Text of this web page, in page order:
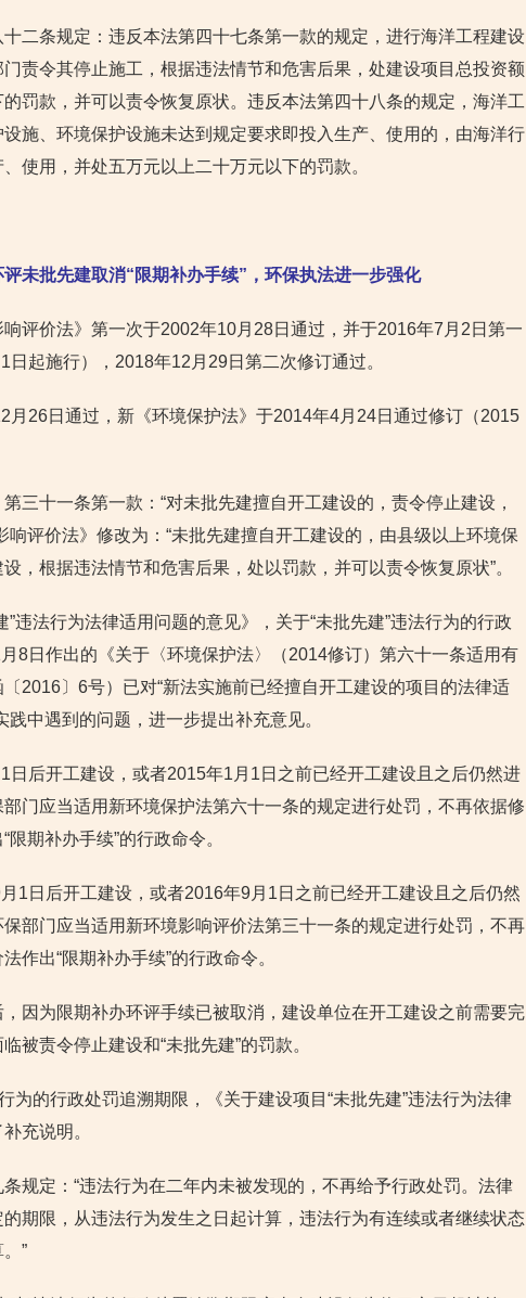
二条规定：违反本法第四十七条第一款的规定，进行海洋工程建设
责令其停止施工，根据违法情节和危害后果，处建设项目总投资额
罚款，并可以责令恢复原状。违反本法第四十八条的规定，海洋工
施、环境保护设施未达到规定要求即投入生产、使用的，由海洋行
使用，并处五万元以上二十万元以下的罚款。
未批先建取消“限期补办手续”，环保执法进一步强化
评价法》第一次于2002年10月28日通过，并于2016年7月2日第一
日起施行），2018年12月29日第二次修订通过。
月26日通过，新《环境保护法》于2014年4月24日通过修订（2015
三十一条第一款：“对未批先建擅自开工建设的，责令停止建设，
响评价法》修改为：“未批先建擅自开工建设的，由县级以上环境保
，根据违法情节和危害后果，处以罚款，并可以责令恢复原状”。
”违法行为法律适用问题的意见》，关于“未批先建”违法行为的行政
8日作出的《关于〈环境保护法〉（2014修订）第六十一条适用有
2016〕6号）已对“新法实施前已经擅自开工建设的项目的法律适
践中遇到的问题，进一步提出补充意见。
日后开工建设，或者2015年1月1日之前已经开工建设且之后仍然进
门应当适用新环境保护法第六十一条的规定进行处罚，不再依据修
期补办手续”的行政命令。
1日后开工建设，或者2016年9月1日之前已经开工建设且之后仍然
部门应当适用新环境影响评价法第三十一条的规定进行处罚，不再
作出“限期补办手续”的行政命令。
因为限期补办环评手续已被取消，建设单位在开工建设之前需要完
被责令停止建设和“未批先建”的罚款。
为的行政处罚追溯期限，《关于建设项目“未批先建”违法行为法律
充说明。
规定：“违法行为在二年内未被发现的，不再给予行政处罚。法律
期限，从违法行为发生之日起计算，违法行为有连续或者继续状态
”